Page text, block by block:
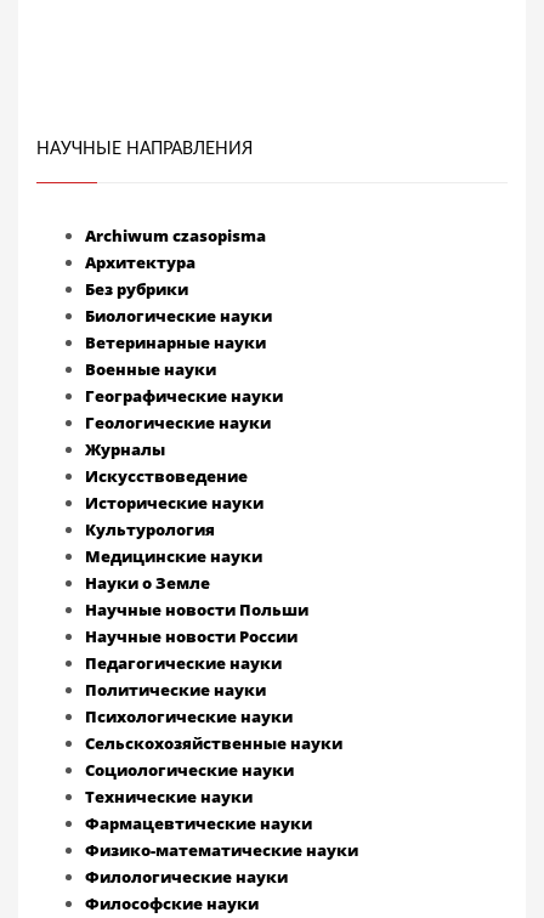
НАУЧНЫЕ НАПРАВЛЕНИЯ
Archiwum czasopisma
Архитектура
Без рубрики
Биологические науки
Ветеринарные науки
Военные науки
Географические науки
Геологические науки
Журналы
Искусствоведение
Исторические науки
Культурология
Медицинские науки
Науки о Земле
Научные новости Польши
Научные новости России
Педагогические науки
Политические науки
Психологические науки
Сельскохозяйственные науки
Социологические науки
Технические науки
Фармацевтические науки
Физико-математические науки
Филологические науки
Философские науки